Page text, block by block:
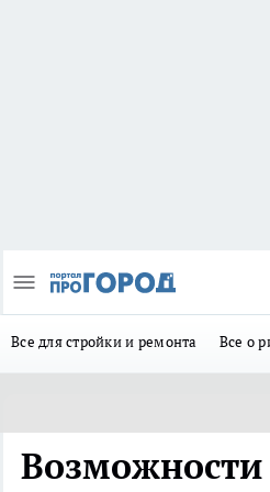
Все для стройки и ремонта Все о